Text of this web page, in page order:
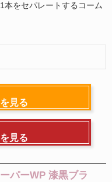
本をセパレートするコーム
見る
見る
パーWP 漆黒ブラ